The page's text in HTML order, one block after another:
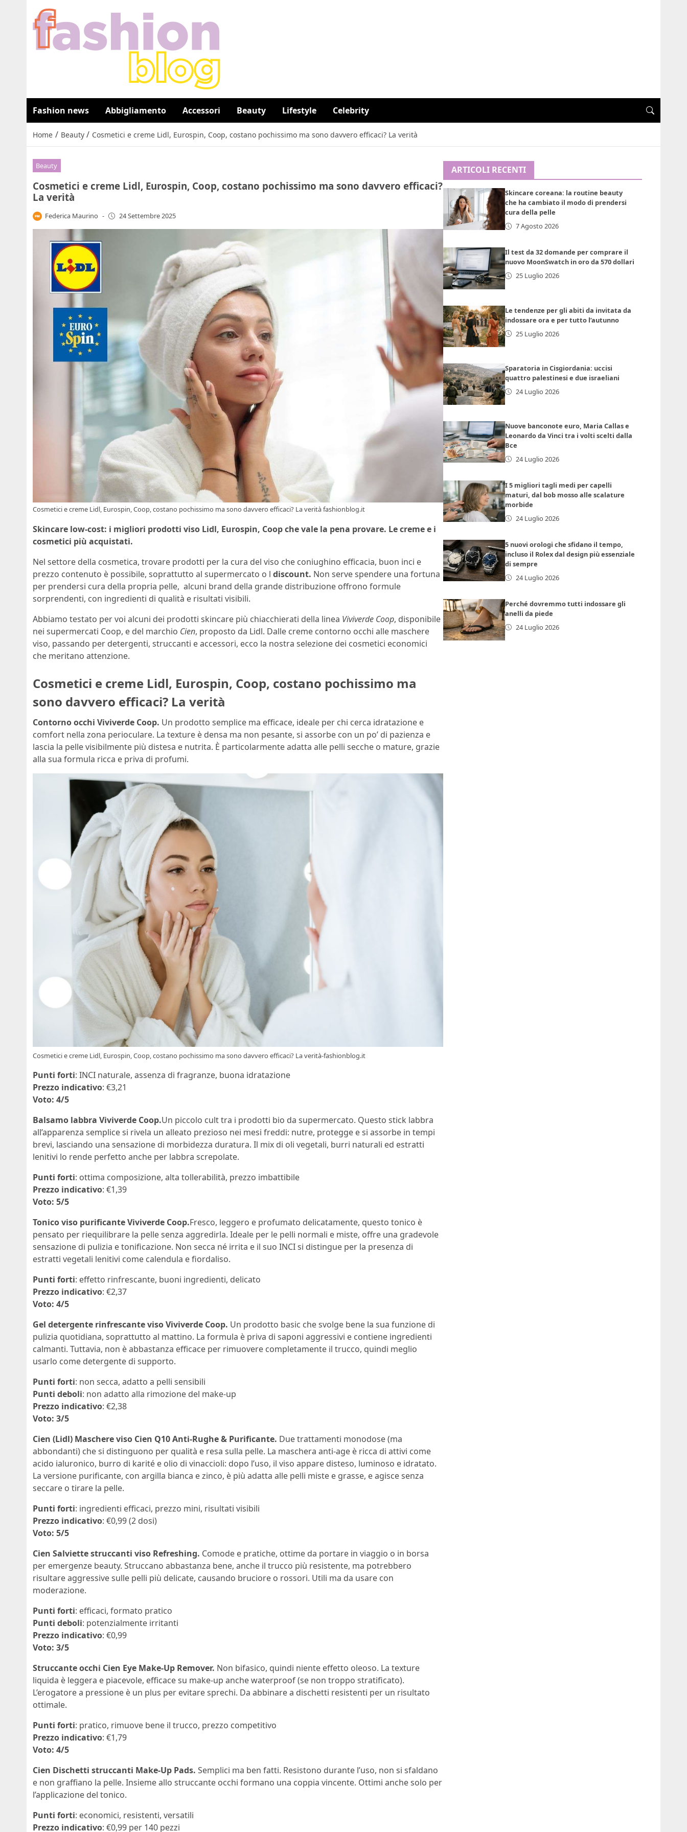
Fashion news Abbigliamento Accessori Beauty Lifestyle Celebrity
Home / Beauty / Cosmetici e creme Lidl, Eurospin, Coop, costano pochissimo ma sono davvero efficaci? La verità
Beauty
Cosmetici e creme Lidl, Eurospin, Coop, costano pochissimo ma sono davvero efficaci?
La verità
Federica Maurino - 24 Settembre 2025
Cosmetici e creme Lidl, Eurospin, Coop, costano pochissimo ma sono davvero efficaci? La verità fashionblog.it
Skincare low-cost: i migliori prodotti viso Lidl, Eurospin, Coop che vale la pena provare. Le creme e i
cosmetici più acquistati.
Nel settore della cosmetica, trovare prodotti per la cura del viso che coniughino efficacia, buon inci e
prezzo contenuto è possibile, soprattutto al supermercato o l discount. Non serve spendere una fortuna
per prendersi cura della propria pelle, alcuni brand della grande distribuzione offrono formule
sorprendenti, con ingredienti di qualità e risultati visibili.
Abbiamo testato per voi alcuni dei prodotti skincare più chiacchierati della linea Viviverde Coop, disponibile
nei supermercati Coop, e del marchio Cien, proposto da Lidl. Dalle creme contorno occhi alle maschere
viso, passando per detergenti, struccanti e accessori, ecco la nostra selezione dei cosmetici economici
che meritano attenzione.
Cosmetici e creme Lidl, Eurospin, Coop, costano pochissimo ma
sono davvero efficaci? La verità
Contorno occhi Viviverde Coop. Un prodotto semplice ma efficace, ideale per chi cerca idratazione e
comfort nella zona perioculare. La texture è densa ma non pesante, si assorbe con un po’ di pazienza e
lascia la pelle visibilmente più distesa e nutrita. È particolarmente adatta alle pelli secche o mature, grazie
alla sua formula ricca e priva di profumi.
Cosmetici e creme Lidl, Eurospin, Coop, costano pochissimo ma sono davvero efficaci? La verità-fashionblog.it
Punti forti: INCI naturale, assenza di fragranze, buona idratazione
Prezzo indicativo: €3,21
Voto: 4/5
Balsamo labbra Viviverde Coop.Un piccolo cult tra i prodotti bio da supermercato. Questo stick labbra
all’apparenza semplice si rivela un alleato prezioso nei mesi freddi: nutre, protegge e si assorbe in tempi
brevi, lasciando una sensazione di morbidezza duratura. Il mix di oli vegetali, burri naturali ed estratti
lenitivi lo rende perfetto anche per labbra screpolate.
Punti forti: ottima composizione, alta tollerabilità, prezzo imbattibile
Prezzo indicativo: €1,39
Voto: 5/5
Tonico viso purificante Viviverde Coop.Fresco, leggero e profumato delicatamente, questo tonico è
pensato per riequilibrare la pelle senza aggredirla. Ideale per le pelli normali e miste, offre una gradevole
sensazione di pulizia e tonificazione. Non secca né irrita e il suo INCI si distingue per la presenza di
estratti vegetali lenitivi come calendula e fiordaliso.
Punti forti: effetto rinfrescante, buoni ingredienti, delicato
Prezzo indicativo: €2,37
Voto: 4/5
Gel detergente rinfrescante viso Viviverde Coop. Un prodotto basic che svolge bene la sua funzione di
pulizia quotidiana, soprattutto al mattino. La formula è priva di saponi aggressivi e contiene ingredienti
calmanti. Tuttavia, non è abbastanza efficace per rimuovere completamente il trucco, quindi meglio
usarlo come detergente di supporto.
Punti forti: non secca, adatto a pelli sensibili
Punti deboli: non adatto alla rimozione del make-up
Prezzo indicativo: €2,38
Voto: 3/5
Cien (Lidl) Maschere viso Cien Q10 Anti-Rughe & Purificante. Due trattamenti monodose (ma
abbondanti) che si distinguono per qualità e resa sulla pelle. La maschera anti-age è ricca di attivi come
acido ialuronico, burro di karité e olio di vinaccioli: dopo l’uso, il viso appare disteso, luminoso e idratato.
La versione purificante, con argilla bianca e zinco, è più adatta alle pelli miste e grasse, e agisce senza
seccare o tirare la pelle.
Punti forti: ingredienti efficaci, prezzo mini, risultati visibili
Prezzo indicativo: €0,99 (2 dosi)
Voto: 5/5
Cien Salviette struccanti viso Refreshing. Comode e pratiche, ottime da portare in viaggio o in borsa
per emergenze beauty. Struccano abbastanza bene, anche il trucco più resistente, ma potrebbero
risultare aggressive sulle pelli più delicate, causando bruciore o rossori. Utili ma da usare con
moderazione.
Punti forti: efficaci, formato pratico
Punti deboli: potenzialmente irritanti
Prezzo indicativo: €0,99
Voto: 3/5
Struccante occhi Cien Eye Make-Up Remover. Non bifasico, quindi niente effetto oleoso. La texture
liquida è leggera e piacevole, efficace su make-up anche waterproof (se non troppo stratificato).
L’erogatore a pressione è un plus per evitare sprechi. Da abbinare a dischetti resistenti per un risultato
ottimale.
Punti forti: pratico, rimuove bene il trucco, prezzo competitivo
Prezzo indicativo: €1,79
Voto: 4/5
Cien Dischetti struccanti Make-Up Pads. Semplici ma ben fatti. Resistono durante l’uso, non si sfaldano
e non graffiano la pelle. Insieme allo struccante occhi formano una coppia vincente. Ottimi anche solo per
l’applicazione del tonico.
Punti forti: economici, resistenti, versatili
Prezzo indicativo: €0,99 per 140 pezzi
ARTICOLI RECENTI
Skincare coreana: la routine beauty
che ha cambiato il modo di prendersi
cura della pelle
7 Agosto 2026
Il test da 32 domande per comprare il
nuovo MoonSwatch in oro da 570 dollari
25 Luglio 2026
Le tendenze per gli abiti da invitata da
indossare ora e per tutto l’autunno
25 Luglio 2026
Sparatoria in Cisgiordania: uccisi
quattro palestinesi e due israeliani
24 Luglio 2026
Nuove banconote euro, Maria Callas e
Leonardo da Vinci tra i volti scelti dalla
Bce
24 Luglio 2026
I 5 migliori tagli medi per capelli
maturi, dal bob mosso alle scalature
morbide
24 Luglio 2026
5 nuovi orologi che sfidano il tempo,
incluso il Rolex dal design più essenziale
di sempre
24 Luglio 2026
Perché dovremmo tutti indossare gli
anelli da piede
24 Luglio 2026